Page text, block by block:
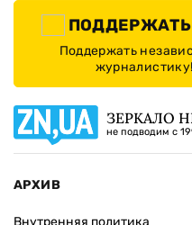
ПОДДЕРЖАТЬ
Поддержать
журналистику!
ЗЕРКАЛО
не подводим с
АРХИВ
Внутренняя политика